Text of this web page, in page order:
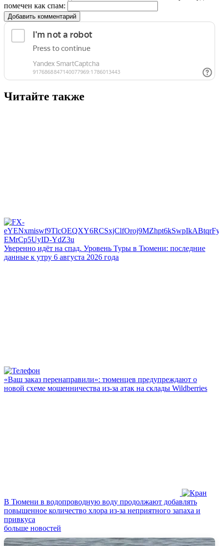
помечен как спам:
Добавить комментарий
Читайте также
Уверенно идёт на спад. Уровень Туры в Тюмени: последние
данные к утру 6 августа 2026 года
«Ваш заказ перенаправили»: тюменцев предупреждают о
новой схеме мошенничества из-за атак на склады Wildberries
В Тюмени в водопроводную воду продолжают добавлять
повышенное количество хлора из‑за неприятного запаха и
привкуса
больше новостей